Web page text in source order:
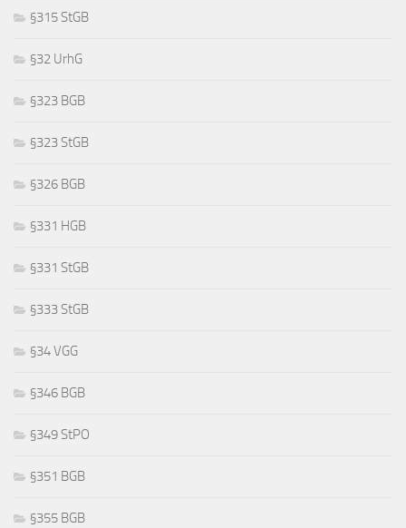
§315 StGB
§32 UrhG
§323 BGB
§323 StGB
§326 BGB
§331 HGB
§331 StGB
§333 StGB
§34 VGG
§346 BGB
§349 StPO
§351 BGB
§355 BGB